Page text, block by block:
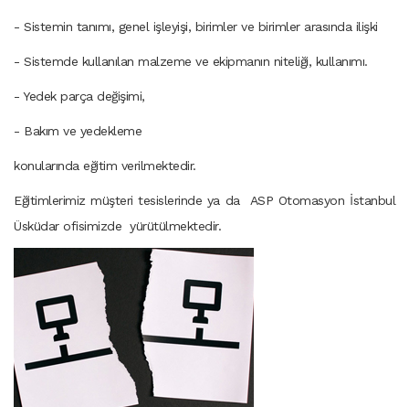
- Sistemin tanımı, genel işleyişi, birimler ve birimler arasında ilişki
- Sistemde kullanılan malzeme ve ekipmanın niteliği, kullanımı.
- Yedek parça değişimi,
- Bakım ve yedekleme
konularında eğitim verilmektedir.
Eğitimlerimiz müşteri tesislerinde ya da ASP Otomasyon İstanbul
Üsküdar ofisimizde yürütülmektedir.